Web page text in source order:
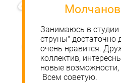
Занимаюсь в
струны" достаточно
очень нравится.
коллектив,
новые возможности,
​ Всем советую.